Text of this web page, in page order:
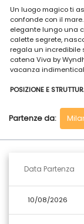
Un luogo magico ti
confonde con il
elegante lungo una
calette segrete,
regala un incredibile
catena Viva by
vacanza
POSIZIONE E
palme
Sono presenti 3
comuni dove gli
alle svariate attività
La spiaggia ampia è
Qui il mare è
acque cristalline.
differenti aree, tra
Partenze da:
Data Partenza
10/08/2026